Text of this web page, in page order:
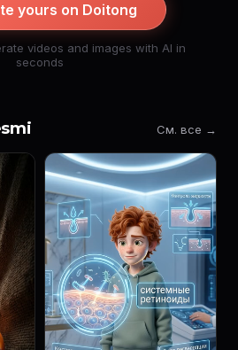
yours on Doitong
videos and images with AI in
seconds
См. все →